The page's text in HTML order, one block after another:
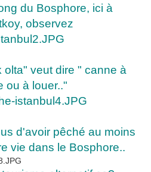
du Bosphore, ici à
observez
olta" veut dire " canne à
ou à louer.."
d'avoir pêché au moins
vie dans le Bosphore..